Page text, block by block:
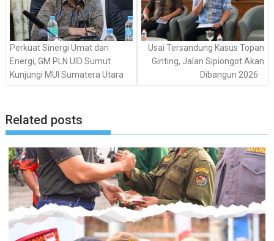
Perkuat Sinergi Umat dan
Energi, GM PLN UID Sumut
Kunjungi MUI Sumatera Utara
Usai Tersandung Kasus Topan
Ginting, Jalan Sipiongot Akan
Dibangun 2026
Related posts